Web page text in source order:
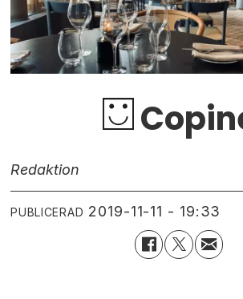
Redaktion
PUBLICERAD 2019-11-11 - 19:33